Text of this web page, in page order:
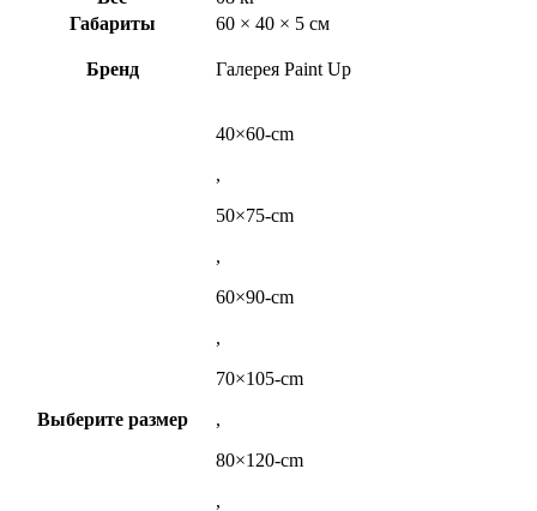
Габариты
60 × 40 × 5 см
Бренд Галерея Paint Up
Выберите размер
40×60-cm
,
50×75-cm
,
60×90-cm
,
70×105-cm
,
80×120-cm
,